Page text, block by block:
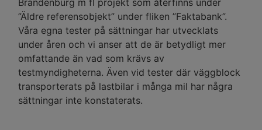
Brandenburg m fl projekt som återfinns under
”Äldre referensobjekt” under fliken ”Faktabank”.
Våra egna tester på sättningar har utvecklats
under åren och vi anser att de är betydligt mer
omfattande än vad som krävs av
testmyndigheterna. Även vid tester där väggblock
transporterats på lastbilar i många mil har några
sättningar inte konstaterats.